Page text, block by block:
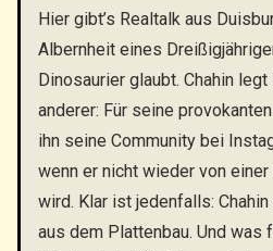
Hier gibt’s Realtalk aus
Albernheit eines
Dinosaurier glaubt. Chahin
anderer: Für seine
ihn seine Community bei
wenn er nicht wieder von
wird. Klar ist jedenfalls:
aus dem Plattenbau. Und